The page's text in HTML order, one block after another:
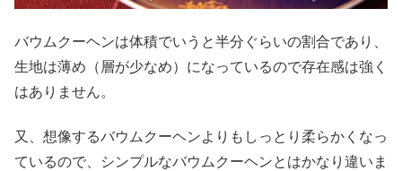
バウムクーヘンは体積でいうと半分ぐらいの割合であり、
生地は薄め（層が少なめ）になっているので存在感は強く
はありません。
又、想像するバウムクーヘンよりもしっとり柔らかくなっ
ているので、シンプルなバウムクーヘンとはかなり違いま